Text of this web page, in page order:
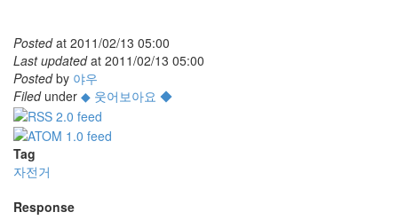
Postedat 2011/02/13 05:00
Last updatedat 2011/02/13 05:00
Postedby 야우
Filedunder ◆ 웃어보아요 ◆
Tag
자전거
Response